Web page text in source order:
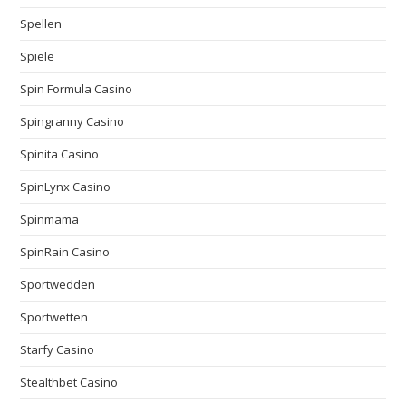
Spellen
Spiele
Spin Formula Casino
Spingranny Casino
Spinita Casino
SpinLynx Casino
Spinmama
SpinRain Casino
Sportwedden
Sportwetten
Starfy Casino
Stealthbet Casino